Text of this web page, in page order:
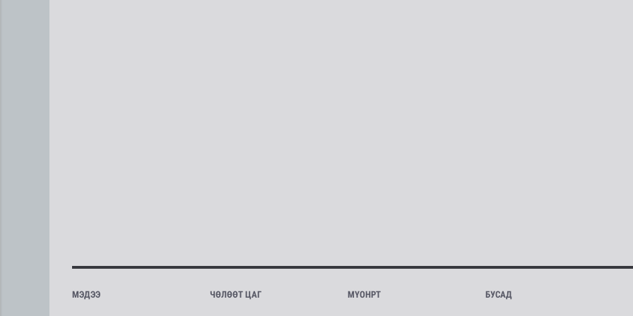
МЭДЭЭ ЧӨЛӨӨТ ЦАГ МҮОНРТ БУСАД